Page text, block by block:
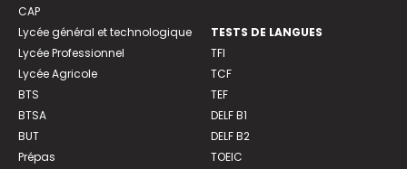
CAP
Lycée général et technologique
Lycée Professionnel
Lycée Agricole
BTS
BTSA
BUT
Prépas
TESTS DE LANGUES
TFI
TCF
TEF
DELF B1
DELF B2
TOEIC